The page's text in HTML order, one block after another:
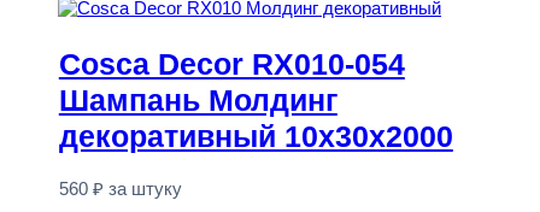
Cosca Decor RX010-054
Шампань Молдинг
декоративный 10x30x2000
560 ₽ за штуку